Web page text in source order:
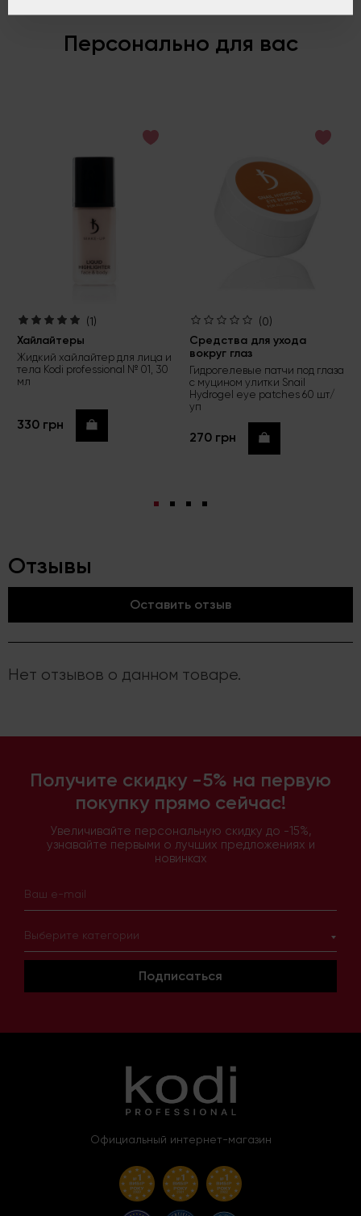
Персонально для вас
(1)
Хайлайтеры
Жидкий хайлайтер для лица и
тела Kodi professional № 01, 30
мл
330 грн Купить
(0)
Средства для ухода
вокруг глаз
Гидрогелевые патчи под глаза
с муцином улитки Snail
Hydrogel eye patches 60 шт/
уп
270 грн Купить
Отзывы
Оставить отзыв
Нет отзывов о данном товаре.
Получите скидку -5% на первую
покупку прямо сейчас!
Увеличивайте персональную скидку до -15%,
узнавайте первыми о лучших предложениях и
новинках
Выберите категории
Подписаться
Официальный интернет-магазин